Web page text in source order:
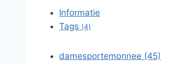
Informatie
Tags (4)
damesportemonnee (45)